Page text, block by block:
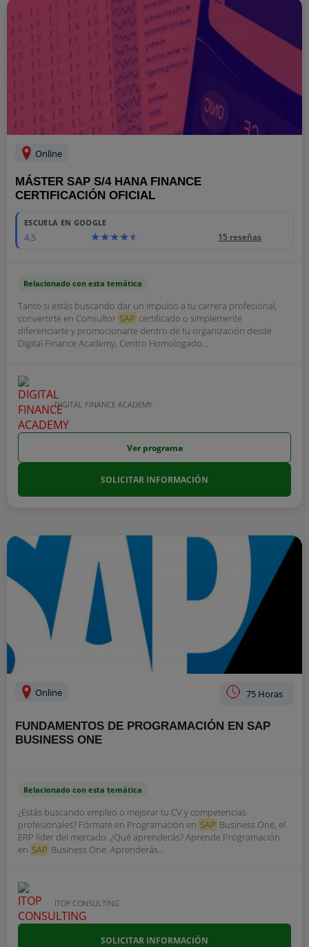
Online
MÁSTER SAP S/4 HANA FINANCE
CERTIFICACIÓN OFICIAL
ESCUELA EN GOOGLE
4.5 15 reseñas
Relacionado con esta temática
Tanto si estás buscando dar un impulso a tu carrera profesional,
convertirte en Consultor SAP certificado o simplemente
diferenciarte y promocionarte dentro de tu organización desde
Digital Finance Academy, Centro Homologado...
DIGITAL FINANCE ACADEMY
Ver programa
SOLICITAR INFORMACIÓN
Online 75 Horas
FUNDAMENTOS DE PROGRAMACIÓN EN SAP
BUSINESS ONE
Relacionado con esta temática
¿Estás buscando empleo o mejorar tu CV y competencias
profesionales? Fórmate en Programación en SAP Business One, el
ERP líder del mercado. ¿Qué aprenderás? Aprende Programación
en SAP Business One. Aprenderás...
ITOP CONSULTING
SOLICITAR INFORMACIÓN